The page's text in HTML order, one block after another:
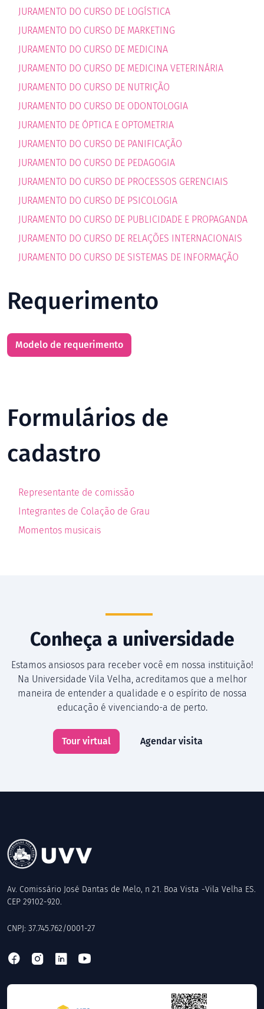
JURAMENTO DO CURSO DE LOGÍSTICA
JURAMENTO DO CURSO DE MARKETING
JURAMENTO DO CURSO DE MEDICINA
JURAMENTO DO CURSO DE MEDICINA VETERINÁRIA
JURAMENTO DO CURSO DE NUTRIÇÃO
JURAMENTO DO CURSO DE ODONTOLOGIA
JURAMENTO DE ÓPTICA E OPTOMETRIA
JURAMENTO DO CURSO DE PANIFICAÇÃO
JURAMENTO DO CURSO DE PEDAGOGIA
JURAMENTO DO CURSO DE PROCESSOS GERENCIAIS
JURAMENTO DO CURSO DE PSICOLOGIA
JURAMENTO DO CURSO DE PUBLICIDADE E PROPAGANDA
JURAMENTO DO CURSO DE RELAÇÕES INTERNACIONAIS
JURAMENTO DO CURSO DE SISTEMAS DE INFORMAÇÃO
Requerimento
Modelo de requerimento
Formulários de
cadastro
Representante de comissão
Integrantes de Colação de Grau
Momentos musicais
Conheça a universidade
Estamos ansiosos para receber você em nossa instituição!
Na Universidade Vila Velha, acreditamos que a melhor
maneira de entender a qualidade e o espírito de nossa
educação é vivenciando-a de perto.
Tour virtual Agendar visita
Av. Comissário José Dantas de Melo, n 21. Boa Vista -Vila Velha ES.
CEP 29102-920.
CNPJ: 37.745.762/0001-27